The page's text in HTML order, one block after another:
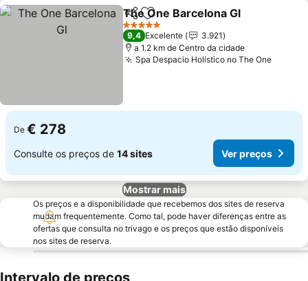
PartilharAdicionar aos favoritos
The One Barcelona Gl
5 Estrelas
9,4 Excelente
3.921
a 1.2 km de Centro da cidade
Spa Despacio Holístico no The One
De € 278
Consulte os preços de 14 sites Ver preços
Mostrar mais
Os preços e a disponibilidade que recebemos dos sites de reserva
mudam frequentemente. Como tal, pode haver diferenças entre as
ofertas que consulta no trivago e os preços que estão disponíveis
nos sites de reserva.
Intervalo de preços